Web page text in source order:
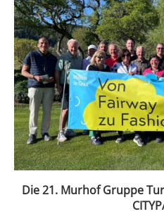
Die 21. Murhof Gruppe